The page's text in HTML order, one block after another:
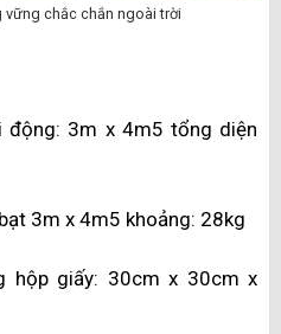
vững chắc chắn ngoài trời
động: 3m x 4m5 tổng diện
3m x 4m5 khoảng: 28kg
hộp giấy: 30cm x 30cm x